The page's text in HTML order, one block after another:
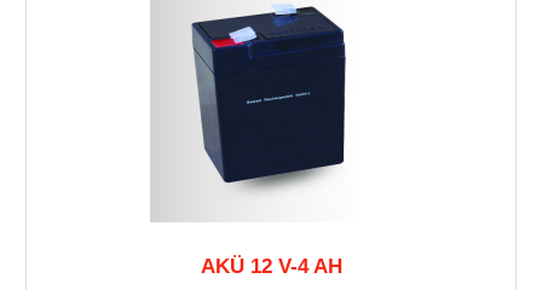
AKÜ 12 V-4 AH